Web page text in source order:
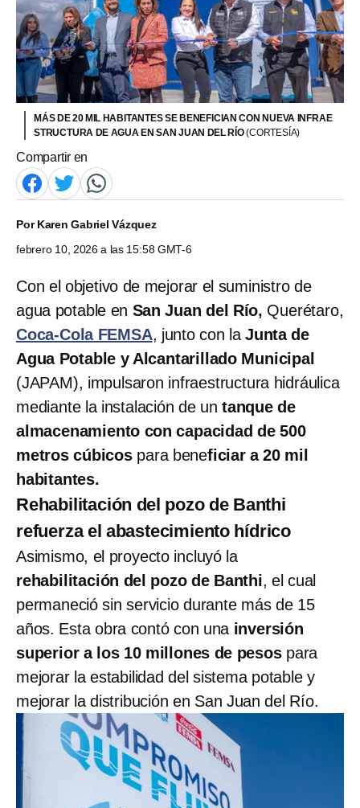
MÁS DE 20 MIL HABITANTES SE BENEFICIAN CON NUEVA INFRAE
STRUCTURA DE AGUA EN SAN JUAN DEL RÍO(CORTESÍA)
Compartir en
PorKaren Gabriel Vázquez
febrero 10, 2026 a las 15:58 GMT-6
Con el objetivo de mejorar el suministro de
agua potable en San Juan del Río, Querétaro,
Coca-Cola FEMSA, junto con laJunta de
Agua Potable y Alcantarillado Municipal
(JAPAM), impulsaron infraestructura hidráulica
mediante la instalación de untanque de
almacenamiento con capacidad de 500
metros cúbicospara beneficiar a 20 mil
habitantes.
Rehabilitación del pozo de Banthi
refuerza el abastecimiento hídrico
Asimismo, el proyecto incluyó la
rehabilitación del pozo de Banthi, el cual
permaneció sin servicio durante más de 15
años. Esta obra contó con una inversión
superior a los 10 millones de pesospara
mejorar la estabilidad del sistema potable y
mejorar la distribución en San Juan del Río.